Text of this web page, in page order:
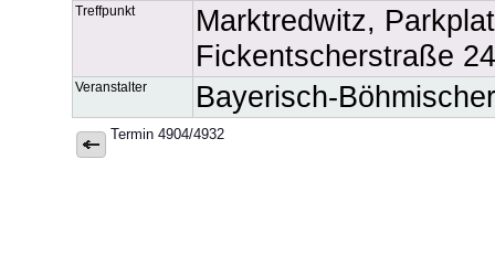
Treffpunkt
Marktredwitz,
Fickentscherstraße
Veranstalter Bayerisch-
Termin 4904/4932